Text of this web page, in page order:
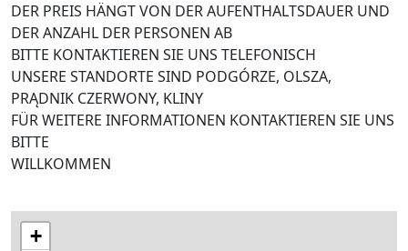
DER PREIS HÄNGT VON DER AUFENTHALTSDAUER UND
DER ANZAHL DER PERSONEN AB
BITTE KONTAKTIEREN SIE UNS TELEFONISCH
UNSERE STANDORTE SIND PODGÓRZE, OLSZA,
PRĄDNIK CZERWONY, KLINY
FÜR WEITERE INFORMATIONEN KONTAKTIEREN SIE UNS
BITTE
WILLKOMMEN
+